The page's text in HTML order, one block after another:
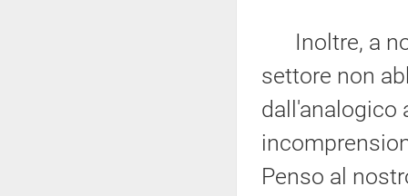
Inoltre, a
settore non
dall'analogico
Penso al